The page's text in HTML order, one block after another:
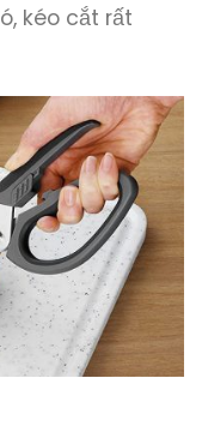
kéo cắt rất